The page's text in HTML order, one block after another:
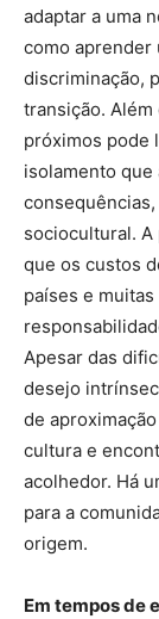
adaptar a uma
como aprender
discriminação,
transição.
próximos pode
isolamento que
sociocultural. A
que os custos
países e
Apesar das
desejo
de
cultura e
acolhedor. Há
para a
origem.
Em tempos de